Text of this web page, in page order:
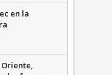
en la
Valle de
Oriente,